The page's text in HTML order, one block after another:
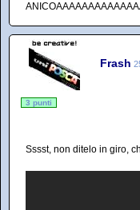
Frash
3 punti
Sssst, non ditelo in giro,